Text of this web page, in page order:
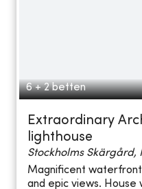
6 + 2 betten
Extraordinary
lighthouse
Stockholms Skärgård,
Magnificent
and epic views. House